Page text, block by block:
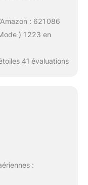
: 621 086
) 1 223 en
41 évaluations
: